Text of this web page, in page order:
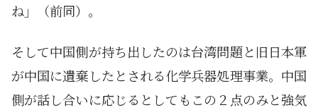
ね」（前同）。
そして中国側が持ち出したのは台湾問題と旧日本軍
が中国に遺棄したとされる化学兵器処理事業。中国
側が話し合いに応じるとしてもこの２点のみと強気